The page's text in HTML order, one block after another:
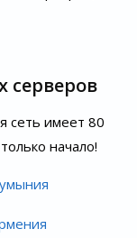
серверов
сеть имеет 80
начало!